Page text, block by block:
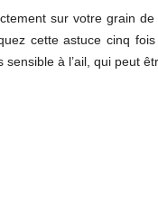
sur votre grain de
cette astuce cinq
à l’ail, qui peut